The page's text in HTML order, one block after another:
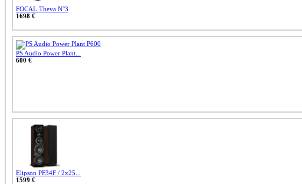
FOCAL Theva N°3
1698 €
PS Audio Power Plant...
600 €
Elipson PF34F / 2x25...
1599 €